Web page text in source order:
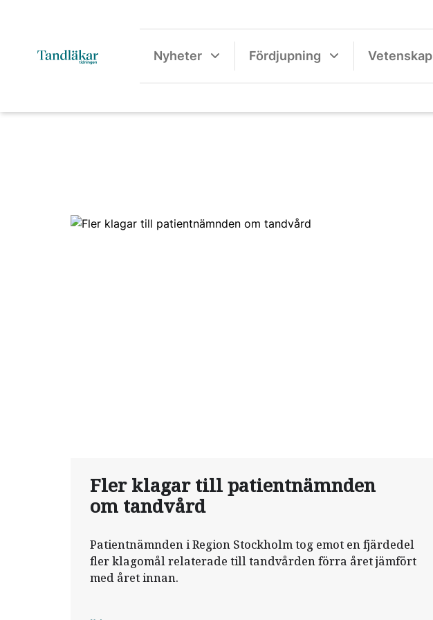
Nyheter Fördjupning Vetenskap
Fler klagar till patientnämnden
om tandvård
Patientnämnden i Region Stockholm tog emot en fjärdedel
fler klagomål relaterade till tandvården förra året jämfört
med året innan.